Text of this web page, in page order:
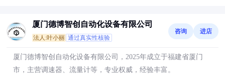
厦门德博智创自动化设备有限公司
法人:叶小丽 通过真实性核验
咨询 进店
厦门德博智创自动化设备有限公司，2025年成立于福建省厦门
市，主营调速器、流量计等，专业权威，经验丰富。